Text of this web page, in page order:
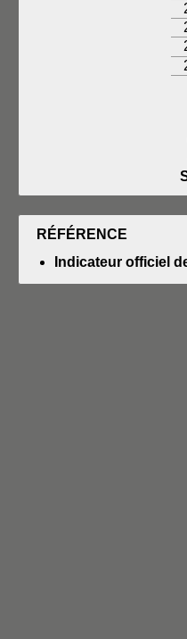
RÉFÉRENCE
Indicateur officiel